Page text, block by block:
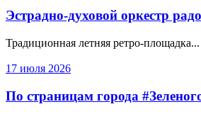
Эстрадно-духовой оркестр
Традиционная летняя ретро-площадка...
17 июля 2026
По страницам города